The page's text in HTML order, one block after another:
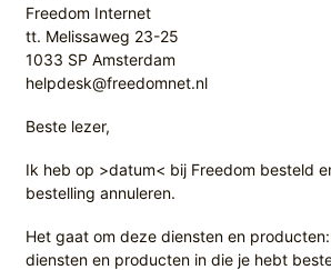
Freedom Internet
tt. Melissaweg 23-25
1033 SP Amsterdam
helpdesk@freedomnet.nl
Beste lezer,
Ik heb op >datum< bij Freedom besteld
bestelling annuleren.
Het gaat om deze diensten en
diensten en producten in die je hebt